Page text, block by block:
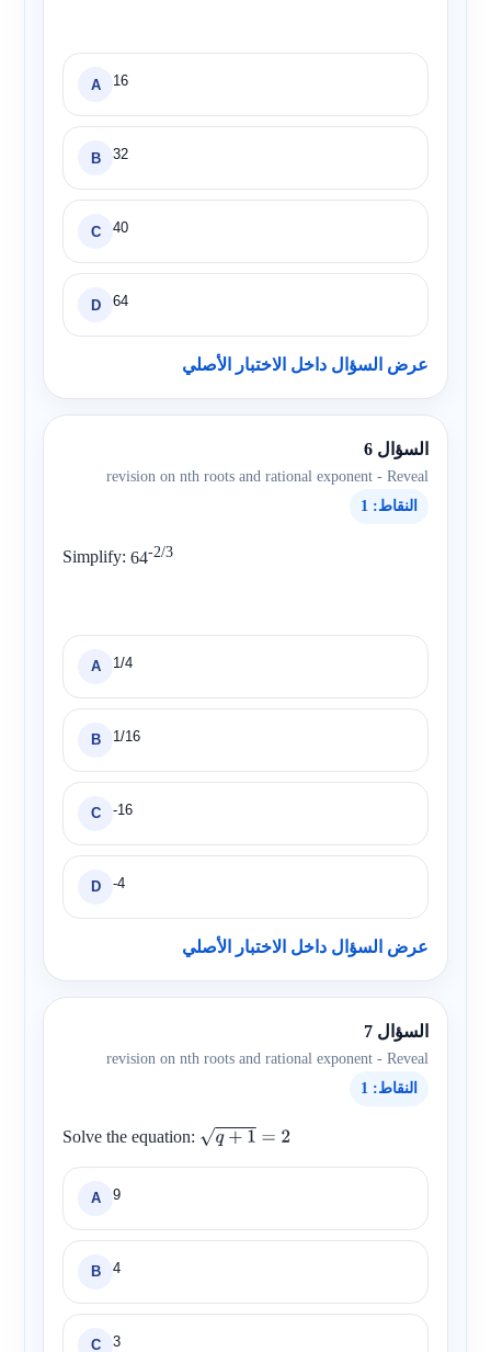
A 16
B 32
C 40
D 64
عرض السؤال داخل الاختبار الأصلي
السؤال 6
revision on nth roots and rational exponent - Reveal
النقاط: 1
Simplify:64-2/3
A 1/4
B 1/16
C -16
D -4
عرض السؤال داخل الاختبار الأصلي
السؤال 7
revision on nth roots and rational exponent - Reveal
النقاط: 1
Solve the equation:q+1 =2
A 9
B 4
C 3